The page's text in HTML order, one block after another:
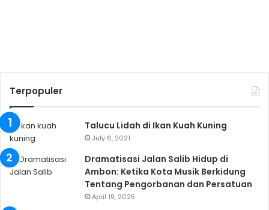
Terpopuler
Talucu Lidah di Ikan Kuah Kuning
July 6, 2021
Dramatisasi Jalan Salib Hidup di
Ambon: Ketika Kota Musik Berkidung
Tentang Pengorbanan dan Persatuan
April 19, 2025